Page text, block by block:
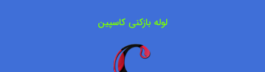
لوله بازکنی کاسپین